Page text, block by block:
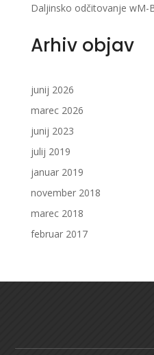
Daljinsko odčitovanje wM-
Arhiv objav
junij 2026
marec 2026
junij 2023
julij 2019
januar 2019
november 2018
marec 2018
februar 2017